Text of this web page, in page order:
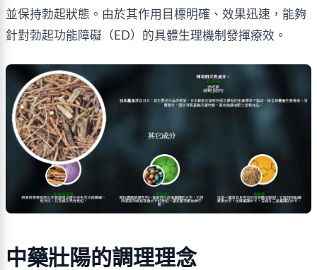
並保持勃起狀態。由於其作用目標明確、效果迅速，能夠
針對勃起功能障礙（ED）的具體生理機制發揮療效。
中藥壯陽的調理理念